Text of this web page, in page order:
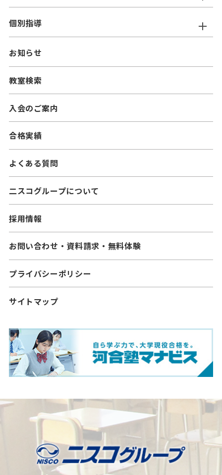
お知らせ
教室検索
入会のご案内
合格実績
よくある質問
二スコグループについて
採用情報
お問い合わせ・資料請求・無料体験
プライバシーポリシー
サイトマップ
ニスコ進学スクール
━小学生コース
━中学生コース
━中学生コース
個別指導
ニスコパーソナル
━小学生コース
━中学生コース
━高校生コース